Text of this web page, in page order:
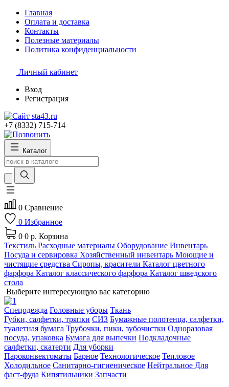
Главная
Оплата и доставка
Контакты
Полезные материалы
Политика конфиденциальности
Личный кабинет
Вход
Регистрация
+7 (8332) 715-714
Каталог
0 Сравнение
0 Избранное
0 0 р. Корзина
Текстиль Расходные материалы Оборудование Инвентарь
Посуда и сервировка Хозяйственный инвентарь Моющие и
чистящие средства Сиропы, красители Каталог цветного
фарфора Каталог классического фарфора Каталог шведского
стола
Выберите интересующую вас категорию
Спецодежда Головные уборы Ткань
Губки, салфетки, тряпки СИЗ Бумажные полотенца, салфетки,
туалетная бумага Трубочки, пики, зубочистки Одноразовая
посуда, упаковка Бумага для выпечки Подкладочные
салфетки, скатерти Для уборки
Пароконвектоматы Барное Технологическое Тепловое
Холодильное Санитарно-гигиеническое Нейтральное Для
фаст-фуда Кипятильники Запчасти